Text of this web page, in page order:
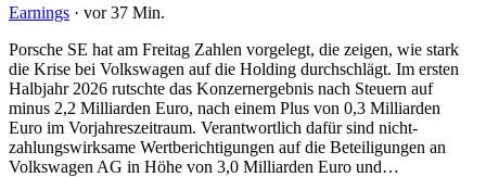
Earnings · vor 37 Min.
Porsche SE hat am Freitag Zahlen vorgelegt, die zeigen, wie stark
die Krise bei Volkswagen auf die Holding durchschlägt. Im ersten
Halbjahr 2026 rutschte das Konzernergebnis nach Steuern auf
minus 2,2 Milliarden Euro, nach einem Plus von 0,3 Milliarden
Euro im Vorjahreszeitraum. Verantwortlich dafür sind nicht-
zahlungswirksame Wertberichtigungen auf die Beteiligungen an
Volkswagen AG in Höhe von 3,0 Milliarden Euro und…